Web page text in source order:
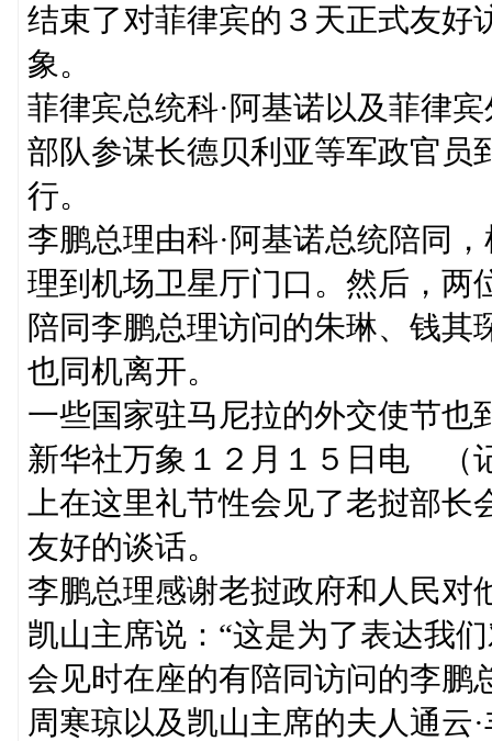
结束了对菲律宾的３天正式友好
象。
菲律宾总统科·阿基诺以及菲律
部队参谋长德贝利亚等军政官员
行。
李鹏总理由科·阿基诺总统陪同
理到机场卫星厅门口。然后，两
陪同李鹏总理访问的朱琳、钱其
也同机离开。
一些国家驻马尼拉的外交使节也
新华社万象１２月１５日电 （
上在这里礼节性会见了老挝部
友好的谈话。
李鹏总理感谢老挝政府和人民对
凯山主席说：“这是为了表达我
会见时在座的有陪同访问的李鹏
周寒琼以及凯山主席的夫人通云